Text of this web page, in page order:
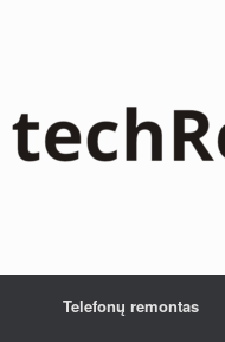
Telefonų remontas